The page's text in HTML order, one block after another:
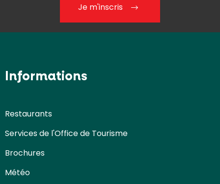
Je m'inscris
Informations
Restaurants
Services de l'Office de Tourisme
Brochures
Météo